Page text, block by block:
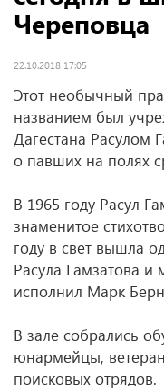
Череповца
22.10.2018 17:05
Этот необычный
названием был
Дагестана Расулом
о павших на полях
В 1965 году Расул
знаменитое
году в свет вышла
Расула Гамзатова
исполнил Марк
В зале собрались
юнармейцы,
поисковых отрядов.